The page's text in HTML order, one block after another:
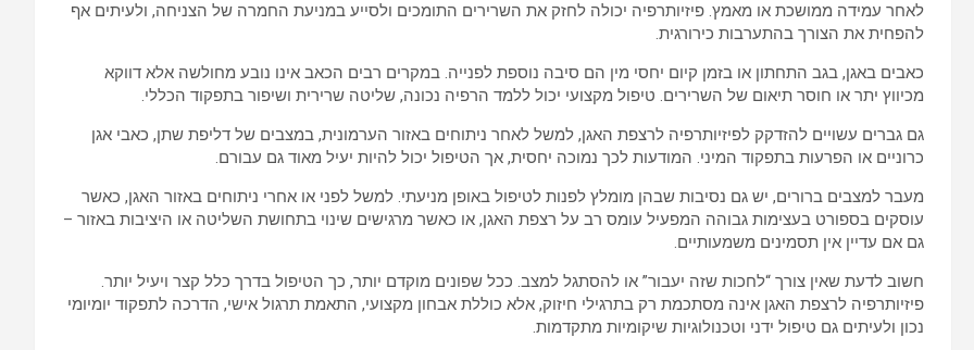
לאחר עמידה ממושכת או מאמץ. פיזיותרפיה יכולה לחזק את השרירים התומכים ולסייע במניעת החמרה של הצניחה, ולעיתים אף
להפחית את הצורך בהתערבות כירורגית.
כאבים באגן, בגב התחתון או בזמן קיום יחסי מין הם סיבה נוספת לפנייה. במקרים רבים הכאב אינו נובע מחולשה אלא דווקא
מכיווץ יתר או חוסר תיאום של השרירים. טיפול מקצועי יכול ללמד הרפיה נכונה, שליטה שרירית ושיפור בתפקוד הכללי.
גם גברים עשויים להזדקק לפיזיותרפיה לרצפת האגן, למשל לאחר ניתוחים באזור הערמונית, במצבים של דליפת שתן, כאבי אגן
כרוניים או הפרעות בתפקוד המיני. המודעות לכך נמוכה יחסית, אך הטיפול יכול להיות יעיל מאוד גם עבורם.
מעבר למצבים ברורים, יש גם נסיבות שבהן מומלץ לפנות לטיפול באופן מניעתי. למשל לפני או אחרי ניתוחים באזור האגן, כאשר
עוסקים בספורט בעצימות גבוהה המפעיל עומס רב על רצפת האגן, או כאשר מרגישים שינוי בתחושת השליטה או היציבות באזור –
גם אם עדיין אין תסמינים משמעותיים.
חשוב לדעת שאין צורך “לחכות שזה יעבור” או להסתגל למצב. ככל שפונים מוקדם יותר, כך הטיפול בדרך כלל קצר ויעיל יותר.
פיזיותרפיה לרצפת האגן אינה מסתכמת רק בתרגילי חיזוק, אלא כוללת אבחון מקצועי, התאמת תרגול אישי, הדרכה לתפקוד יומיומי
נכון ולעיתים גם טיפול ידני וטכנולוגיות שיקומיות מתקדמות.